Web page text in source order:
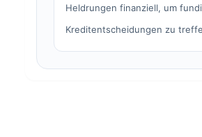
Heldrungen finanziell, um
Kreditentscheidungen zu